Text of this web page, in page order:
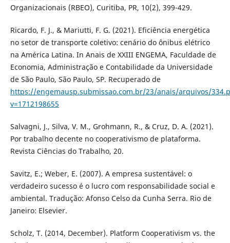
Organizacionais (RBEO), Curitiba, PR, 10(2), 399-429.
Ricardo, F. J., & Mariutti, F. G. (2021). Eficiência energética
no setor de transporte coletivo: cenário do ônibus elétrico
na América Latina. In Anais de XXIII ENGEMA, Faculdade de
Economia, Administração e Contabilidade da Universidade
de São Paulo, São Paulo, SP. Recuperado de
https://engemausp.submissao.com.br/23/anais/arquivos/
v=1712198655
Salvagni, J., Silva, V. M., Grohmann, R., & Cruz, D. A. (2021).
Por trabalho decente no cooperativismo de plataforma.
Revista Ciências do Trabalho, 20.
Savitz, E.; Weber, E. (2007). A empresa sustentável: o
verdadeiro sucesso é o lucro com responsabilidade social e
ambiental. Tradução: Afonso Celso da Cunha Serra. Rio de
Janeiro: Elsevier.
Scholz, T. (2014, December). Platform Cooperativism vs. the